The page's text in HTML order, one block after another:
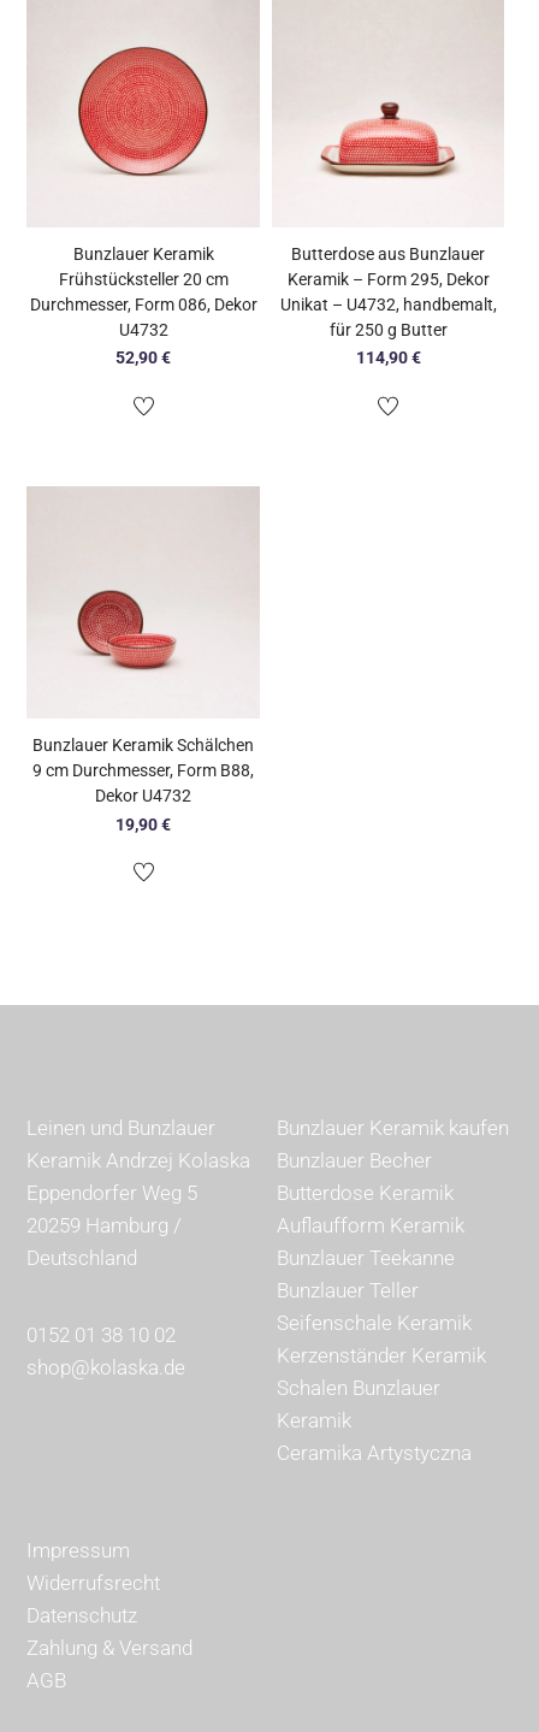
Bunzlauer Keramik
Frühstücksteller 20 cm
Durchmesser, Form 086, Dekor
U4732
52,90€
Butterdose aus Bunzlauer
Keramik – Form 295, Dekor
Unikat – U4732, handbemalt,
für 250 g Butter
114,90€
Bunzlauer Keramik Schälchen
9 cm Durchmesser, Form B88,
Dekor U4732
19,90€
Leinen und Bunzlauer
Keramik Andrzej Kolaska
Eppendorfer Weg 5
20259 Hamburg /
Deutschland
0152 01 38 10 02
shop@kolaska.de
Bunzlauer Keramik kaufen
Bunzlauer Becher
Butterdose Keramik
Auflaufform Keramik
Bunzlauer Teekanne
Bunzlauer Teller
Seifenschale Keramik
Kerzenständer Keramik
Schalen Bunzlauer
Keramik
Ceramika Artystyczna
Impressum
Widerrufsrecht
Datenschutz
Zahlung & Versand
AGB